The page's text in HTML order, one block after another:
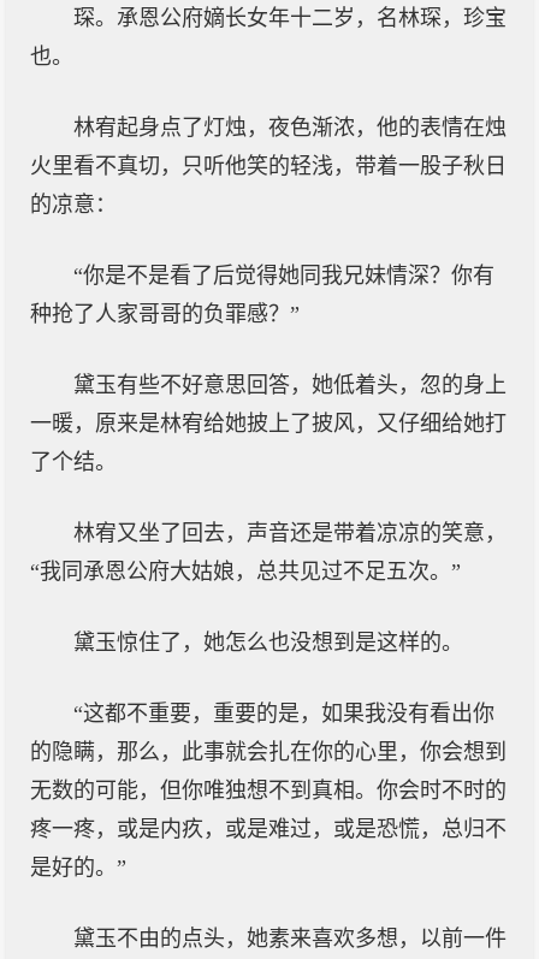
琛。承恩公府嫡长女年十二岁，名林琛，珍宝
也。
林宥起身点了灯烛，夜色渐浓，他的表情在烛
火里看不真切，只听他笑的轻浅，带着一股子秋日
的凉意：
“你是不是看了后觉得她同我兄妹情深？你有
种抢了人家哥哥的负罪感？”
黛玉有些不好意思回答，她低着头，忽的身上
一暖，原来是林宥给她披上了披风，又仔细给她打
了个结。
林宥又坐了回去，声音还是带着凉凉的笑意，
“我同承恩公府大姑娘，总共见过不足五次。”
黛玉惊住了，她怎么也没想到是这样的。
“这都不重要，重要的是，如果我没有看出你
的隐瞒，那么，此事就会扎在你的心里，你会想到
无数的可能，但你唯独想不到真相。你会时不时的
疼一疼，或是内疚，或是难过，或是恐慌，总归不
是好的。”
黛玉不由的点头，她素来喜欢多想，以前一件